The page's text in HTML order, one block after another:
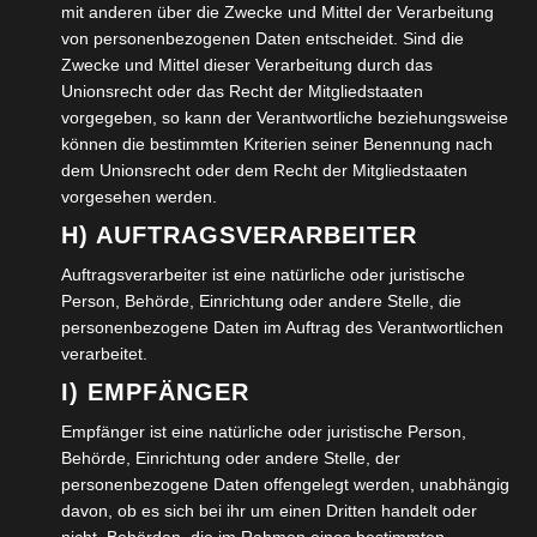
sich befinden. Die Art und Weise des Wurfes bestimmt
die Bodenbeschaffenheit. Die Kugel kann im Stehen, in
der Hocke, im Bogen oder gerollt werden.
Wie, das bekommt man meist nach mehreren Würfen
heraus. Beide Füße sollten aber innerhalb des Kreises
(wird vor dem Wurf auf dem Boden gemalt und
bestimmt die Abwurfstelle für diese Aufnahme) stehen
und die Kugel sollte aus der Faust heraus gespielt
werden, wobei die Kugel nach unten zeigt. Der Spieler
oder touchieren um seine Kugel besser zu platzieren.
Dies macht in der Regel derjenige, der am besten
schießen kann. Hat er es nicht geschafft muss er noch
einmal oder ein anderer seines Teams, so lange bis eine
mit anderen über die Zwecke und Mittel der Verarbeitung
von personenbezogenen Daten entscheidet. Sind die
Zwecke und Mittel dieser Verarbeitung durch das
Unionsrecht oder das Recht der Mitgliedstaaten
vorgegeben, so kann der Verantwortliche beziehungsweise
können die bestimmten Kriterien seiner Benennung nach
dem Unionsrecht oder dem Recht der Mitgliedstaaten
vorgesehen werden.
H) AUFTRAGSVERARBEITER
Auftragsverarbeiter ist eine natürliche oder juristische
Person, Behörde, Einrichtung oder andere Stelle, die
personenbezogene Daten im Auftrag des Verantwortlichen
verarbeitet.
I) EMPFÄNGER
Empfänger ist eine natürliche oder juristische Person,
Behörde, Einrichtung oder andere Stelle, der
personenbezogene Daten offengelegt werden, unabhängig
davon, ob es sich bei ihr um einen Dritten handelt oder